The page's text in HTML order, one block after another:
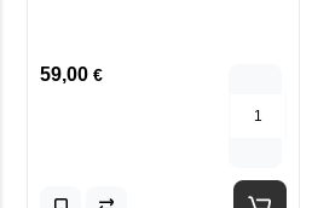
59,00 €